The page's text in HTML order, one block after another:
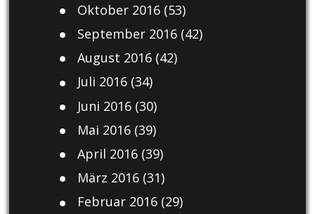
Oktober 2016(53)
September 2016(42)
August 2016(42)
Juli 2016(34)
Juni 2016(30)
Mai 2016(39)
April 2016(39)
März 2016(31)
Februar 2016(29)